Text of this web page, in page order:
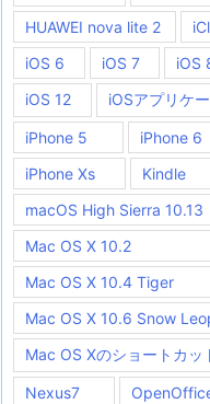
HUAWEI nova lite 2
iOS 6
iOS 7 iOS
iOS 12
iOSアプリケ
iPhone 5 iPhone 6
iPhone Xs
Kindle
macOS High Sierra 10.13
Mac OS X 10.2
Mac OS X 10.4 Tiger
Mac OS X 10.6 Snow
Mac OS Xのショートカッ
Nexus7